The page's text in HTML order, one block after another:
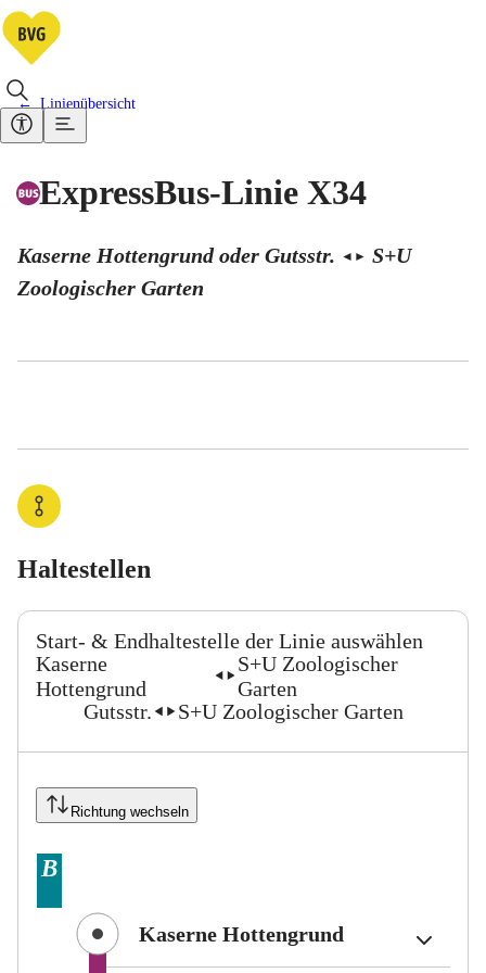
Linienübersicht
ExpressBus-Linie X34
Kaserne Hottengrund oder Gutsstr. ◄ ► S+U
Zoologischer Garten
Haltestellen
Start- & Endhaltestelle der Linie auswählen
Von:
Kaserne
Hottengrund
Nach:
S+U Zoologischer
Garten
Von:
Gutsstr. Nach:
S+U Zoologischer Garten
Richtung wechseln
B
Kaserne Hottengrund (Tarifbereich
B
Kaserne Hottengrund (Tarifbereich
B
Kaserne Hottengrund (Tarifbereich